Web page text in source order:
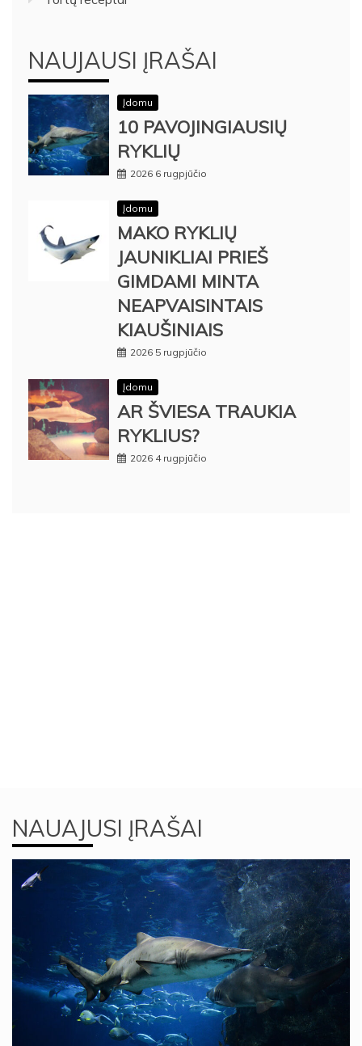
NAUJAUSI ĮRAŠAI
Įdomu
10 PAVOJINGIAUSIŲ
RYKLIŲ
2026 6 rugpjūčio
Įdomu
MAKO RYKLIŲ
JAUNIKLIAI PRIEŠ
GIMDAMI MINTA
NEAPVAISINTAIS
KIAUŠINIAIS
2026 5 rugpjūčio
Įdomu
AR ŠVIESA TRAUKIA
RYKLIUS?
2026 4 rugpjūčio
NAUAJUSI ĮRAŠAI